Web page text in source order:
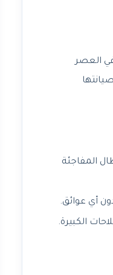
في العصر
المفاجئة
أي عوائق.
الكبيرة.